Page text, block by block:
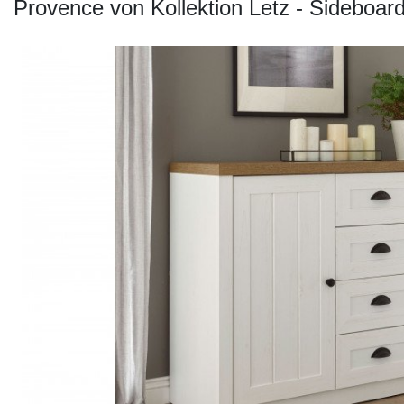
Provence von Kollektion Letz -
Konfigurator